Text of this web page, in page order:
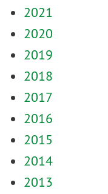
2021
2020
2019
2018
2017
2016
2015
2014
2013